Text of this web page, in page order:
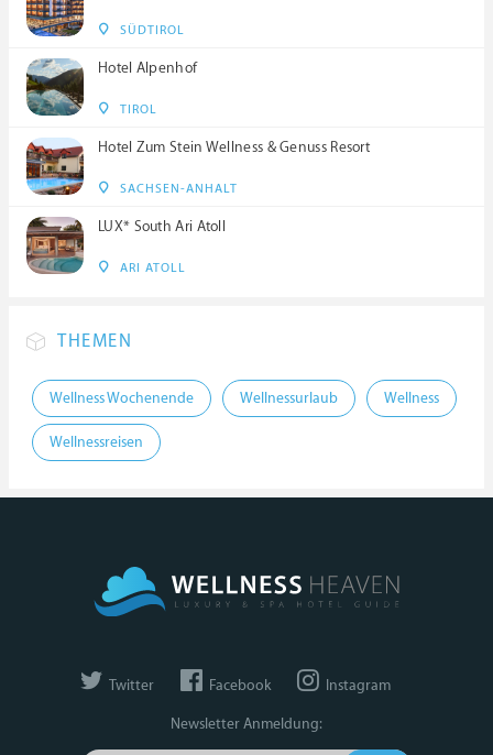
SÜDTIROL
Hotel Alpenhof
TIROL
Hotel Zum Stein Wellness & Genuss Resort
SACHSEN-ANHALT
LUX* South Ari Atoll
ARI ATOLL
THEMEN
Wellness Wochenende Wellnessurlaub Wellness
Wellnessreisen
Twitter Facebook Instagram
Newsletter Anmeldung: